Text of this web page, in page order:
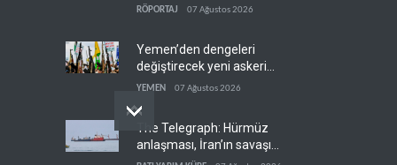
doğrudan İran ve Umman'a
RÖPORTAJ 07 Ağustos 2026
Yemen’den dengeleri
değiştirecek yeni askeri
denklem
YEMEN 07 Ağustos 2026
The Telegraph: Hürmüz
anlaşması, İran’ın savaşı
kazandığını gösteriyor